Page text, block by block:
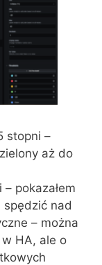
stopni –
aż do
pokazałem
spędzić nad
– można
HA, ale o